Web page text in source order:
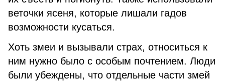
веточки ясеня, которые лишали гадов
возможности кусаться.
Хоть змеи и вызывали страх, относиться к
ним нужно было с особым почтением. Люди
были убеждены, что отдельные части змей